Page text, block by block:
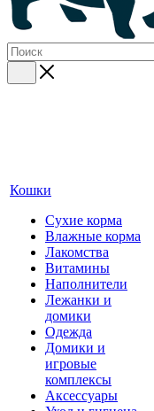
Кошки
Сухие корма
Влажные корма
Лакомства
Витамины
Наполнители
Лежанки и
домики
Одежда
Домики и
игровые
комплексы
Аксессуары